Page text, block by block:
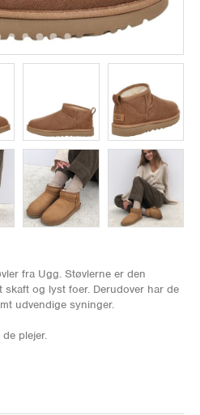
fra Ugg. Støvlerne er den
og lyst foer. Derudover har de
udvendige syninger.
plejer.